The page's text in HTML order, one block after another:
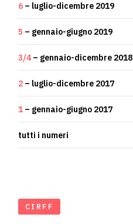
6 – luglio-dicembre 2019
5 – gennaio-giugno 2019
3/4 – gennaio-dicembre 2018
2 – luglio-dicembre 2017
1 – gennaio-giugno 2017
tutti i numeri
CIRFF